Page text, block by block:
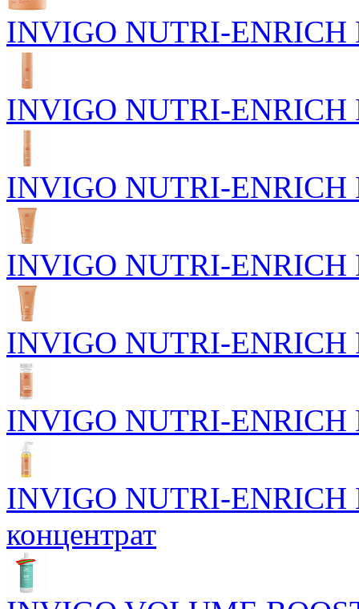
INVIGO NUTRI-ENRICH
INVIGO NUTRI-ENRICH
INVIGO NUTRI-ENRICH
INVIGO NUTRI-ENRICH
INVIGO NUTRI-ENRICH
INVIGO NUTRI-ENRICH
INVIGO NUTRI-ENRICH
концентрат